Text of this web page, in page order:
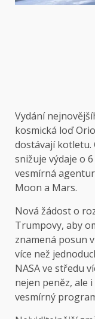
Vydání
kosmická loď
dostávají kotletu.
snižuje výdaje o
vesmírná
Moon a Mars.
Nová žádost o
Trumpovy, aby
znamená posun
více než
NASA ve středu
nejen peněz, ale
vesmírný